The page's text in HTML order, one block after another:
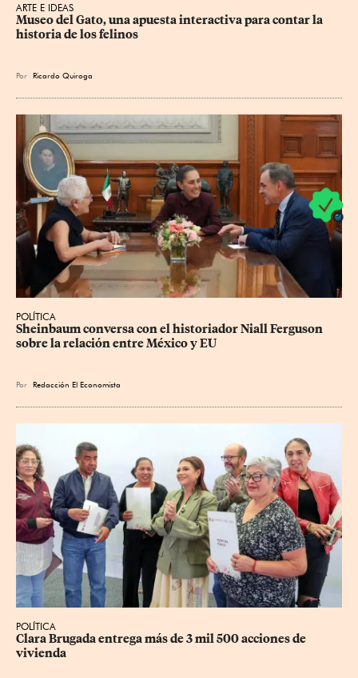
ARTE E IDEAS
Museo del Gato, una apuesta interactiva para contar la
historia de los felinos
Por Ricardo Quiroga
POLÍTICA
Sheinbaum conversa con el historiador Niall Ferguson
sobre la relación entre México y EU
Por Redacción El Economista
POLÍTICA
Clara Brugada entrega más de 3 mil 500 acciones de
vivienda